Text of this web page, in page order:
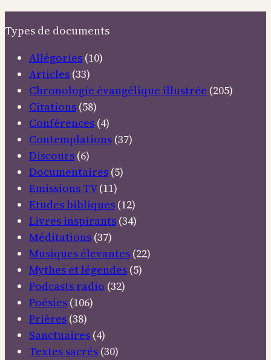
David
Types de documents
Allégories (10)
Articles (33)
Chronologie évangélique illustrée (205)
Citations (58)
Conférences (4)
Contemplations (37)
Discours (6)
Documentaires (5)
Emissions TV(11)
Etudes bibliques (12)
Livres inspirants (34)
Méditations (37)
Musiques élevantes (22)
Mythes et légendes (5)
Podcasts radio (32)
Poésies (106)
Prières (38)
Sanctuaires (4)
Textes sacrés (30)